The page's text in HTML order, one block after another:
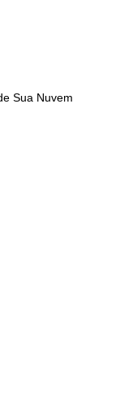
Sua Nuvem